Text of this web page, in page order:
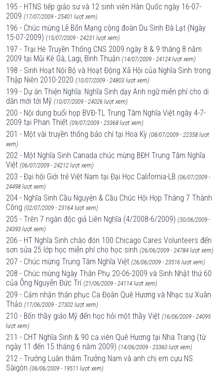
195 - HTNS tiếp giáo sư và 12 sinh viên Hàn Quốc ngày 16-07-
2009 (17/07/2009 - 25401 lượt xem)
196 - Chúc mừng Lễ Bổn Mạng cộng đoàn Du Sinh Đà Lạt (Ngày
15-07-2009) (15/07/2009 - 24231 lượt xem)
197 - Trại Hè Truyền Thống CNS 2009 ngày 8 & 9 tháng 8 năm
2009 tại Mũi Kê Gà, Lagi, Bình Thuận (14/07/2009 - 24124 lượt xem)
198 - Sinh Hoạt Nội Bộ và Hoạt Động Xã Hội của Nghĩa Sinh trong
Thập Niên 2010-2020 (10/07/2009 - 24803 lượt xem)
199 - Dự án Thiện Nghĩa: Nghĩa Sinh dạy Anh ngữ miễn phí cho di
dân mới tới Mỹ (10/07/2009 - 24026 lượt xem)
200 - Nội dung buổi họp BVĐ-TL Trung Tâm Nghĩa Việt ngày 4-7-
2009 tại Phan Thiết (09/07/2009 - 23368 lượt xem)
201 - Một vài truyền thống báo chí tại Hoa Kỳ (08/07/2009 - 22358 lượt
xem)
202 - Một Nghĩa Sinh Canada chúc mừng BĐH Trung Tâm Nghĩa
Việt (06/07/2009 - 24212 lượt xem)
203 - Đại hội Giới trẻ Việt Nam tại Đại Học California-LB (06/07/2009 -
24498 lượt xem)
204 - Nghĩa Sinh Cầu Nguyện & Cầu Chúc Hội Họp Tháng 7 Thành
Công (02/07/2009 - 23164 lượt xem)
205 - Trên 7 ngàn độc giả Liên Nghĩa (4/2008-6/2009) (30/06/2009 -
24393 lượt xem)
206 - HT Nghĩa Sinh chào đón 100 Chicago Cares Volunteers đến
sơn sửa 25 lớp học miễn phí cho học sinh (26/06/2009 - 24784 lượt xem)
207 - Chúc mừng Trung Tâm Nghĩa Việt (26/06/2009 - 23516 lượt xem)
208 - Chúc mừng Ngày Thân Phụ 20-06-2009 và Sinh Nhật thứ 60
của Ông Nguyễn Đức Trí (21/06/2009 - 24114 lượt xem)
209 - Cảm nhận thán phục Ca Đoàn Quê Hương và Nhạc sư Xuân
Thảo (17/06/2009 - 27302 lượt xem)
210 - Bốn thầy giáo Mỹ đến học hỏi một thầy Việt (16/06/2009 - 24095
lượt xem)
211 - CHT Nghĩa Sinh & 90 ca viên Quê Hương tại Nha Trang (từ
ngày 11 đến 15 tháng 6 năm 2009) (14/06/2009 - 23360 lượt xem)
212 - Trưởng Luân thăm Trưởng Nam và anh chị em cựu NS
Sàigòn (06/06/2009 - 19511 lượt xem)